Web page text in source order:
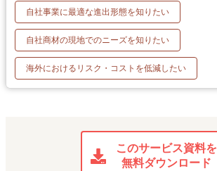
自社事業に最適な進出形態を知りたい
自社商材の現地でのニーズを知りたい
海外におけるリスク・コストを低減したい
このサービス資料を
無料ダウンロード